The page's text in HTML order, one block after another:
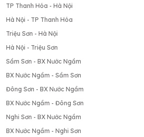
TP Thanh Hóa - Hà Nội
Hà Nội - TP Thanh Hóa
Triệu Sơn - Hà Nội
Hà Nội - Triệu Sơn
Sầm Sơn - BX Nước Ngầm
BX Nước Ngầm - Sầm Sơn
Đông Sơn - BX Nước Ngầm
BX Nước Ngầm - Đông Sơn
Nghi Sơn - BX Nước Ngầm
BX Nước Ngầm - Nghi Sơn